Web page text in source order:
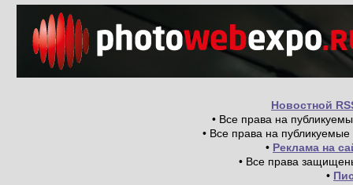
Новостной
• Все права на
• Все права на
• Реклама на
• Все права
•